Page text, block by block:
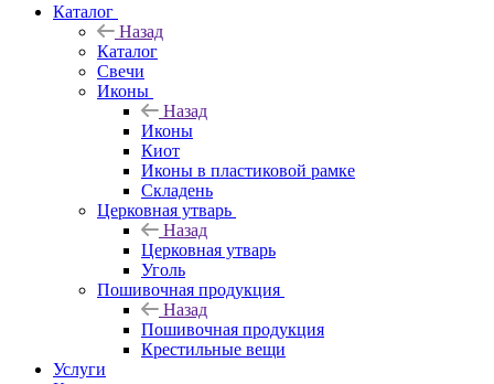
Каталог
Назад
Каталог
Свечи
Иконы
Назад
Иконы
Киот
Иконы в пластиковой рамке
Складень
Церковная утварь
Назад
Церковная утварь
Уголь
Пошивочная продукция
Назад
Пошивочная продукция
Крестильные вещи
Услуги